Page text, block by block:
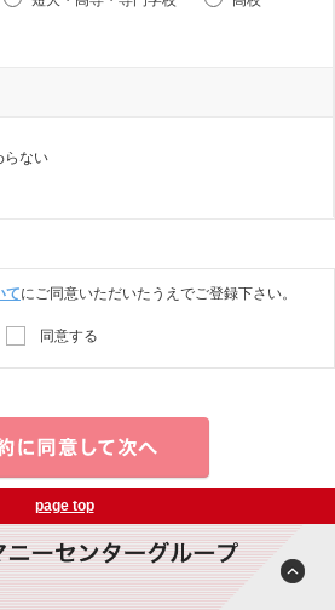
らない
てにご同意いただいたうえでご登録下さい。
同意する
page top